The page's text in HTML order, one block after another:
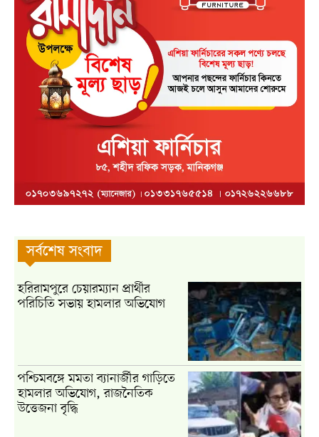
সর্বশেষ সংবাদ
হরিরামপুরে চেয়ারম্যান প্রার্থীর
পরিচিতি সভায় হামলার অভিযোগ
পশ্চিমবঙ্গে মমতা ব্যানার্জীর গাড়িতে
হামলার অভিযোগ, রাজনৈতিক
উত্তেজনা বৃদ্ধি